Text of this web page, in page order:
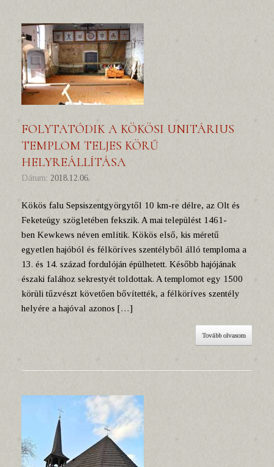
FOLYTATÓDIK A KÖKÖSI UNITÁRIUS
TEMPLOM TELJES KÖRŰ
HELYREÁLLÍTÁSA
Dátum: 2018.12.06.
Kökös falu Sepsiszentgyörgytől 10 km-re délre, az Olt és
Feketeügy szögletében fekszik. A mai települést 1461-
ben Kewkews néven említik. Kökös első, kis méretű
egyetlen hajóból és félköríves szentélyből álló temploma a
13. és 14. század fordulóján épülhetett. Később hajójának
északi falához sekrestyét toldottak. A templomot egy 1500
körüli tűzvészt követően bővítették, a félköríves szentély
helyére a hajóval azonos […]
Tovább olvasom